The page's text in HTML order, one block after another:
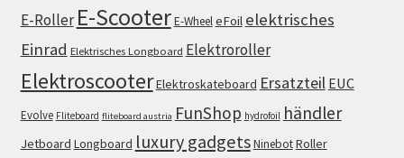
E-Roller E-ScooterE-WheeleFoil elektrisches
Einrad Elektrisches Longboard Elektroroller
ElektroscooterElektroskateboard Ersatzteil EUC
Evolve Fliteboard fliteboard austria FunShop hydrofoil händler
Jetboard Longboard luxury gadgetsNinebotRoller